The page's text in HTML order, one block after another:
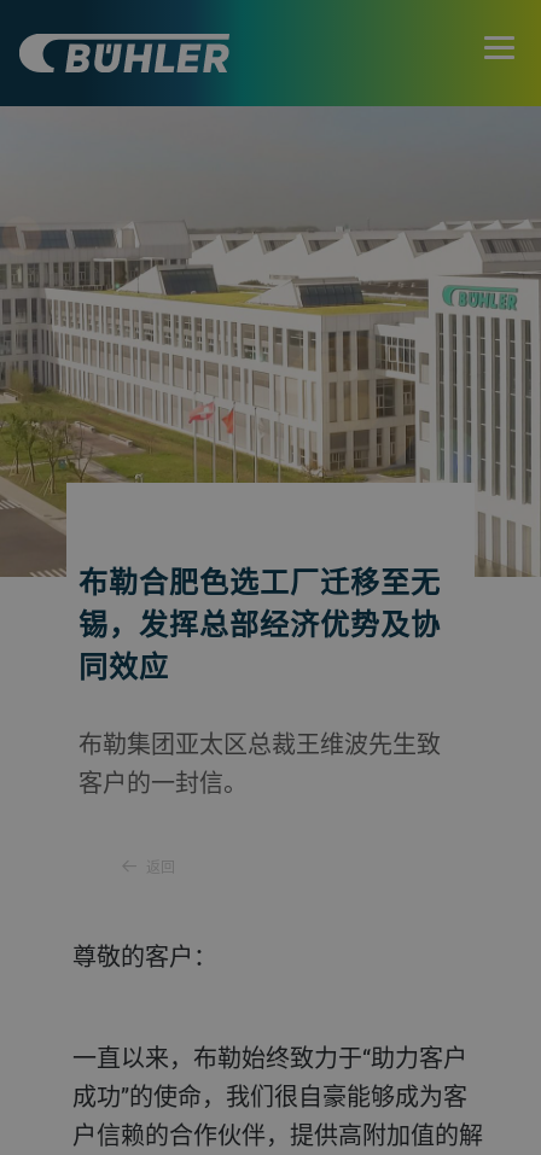
布勒合肥色选工厂迁移至无
锡，发挥总部经济优势及协
同效应
布勒集团亚太区总裁王维波先生致
客户的一封信。
返回
尊敬的客户：
一直以来，布勒始终致力于“助力客户
成功”的使命，我们很自豪能够成为客
户信赖的合作伙伴，提供高附加值的解